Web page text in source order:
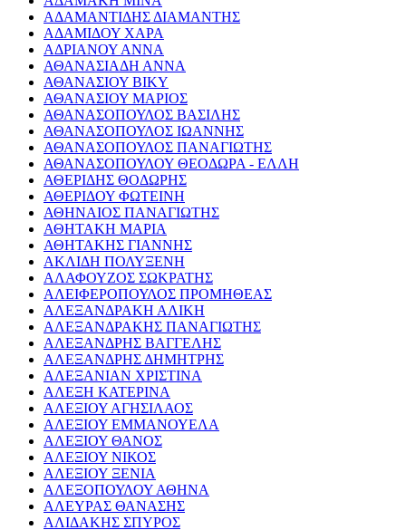
ΑΔΑΜΑΝΤΙΔΗΣ ΔΙΑΜΑΝΤΗΣ
ΑΔΑΜΙΔΟΥ ΧΑΡΑ
ΑΔΡΙΑΝΟΥ ΑΝΝΑ
ΑΘΑΝΑΣΙΑΔΗ ΑΝΝΑ
ΑΘΑΝΑΣΙΟΥ ΒΙΚΥ
ΑΘΑΝΑΣΙΟΥ ΜΑΡΙΟΣ
ΑΘΑΝΑΣΟΠΟΥΛΟΣ ΒΑΣΙΛΗΣ
ΑΘΑΝΑΣΟΠΟΥΛΟΣ ΙΩΑΝΝΗΣ
ΑΘΑΝΑΣΟΠΟΥΛΟΣ ΠΑΝΑΓΙΩΤΗΣ
ΑΘΑΝΑΣΟΠΟΥΛΟΥ ΘΕΟΔΩΡΑ - ΕΛΛΗ
ΑΘΕΡΙΔΗΣ ΘΟΔΩΡΗΣ
ΑΘΕΡΙΔΟΥ ΦΩΤΕΙΝΗ
ΑΘΗΝΑΙΟΣ ΠΑΝΑΓΙΩΤΗΣ
ΑΘΗΤΑΚΗ ΜΑΡΙΑ
ΑΘΗΤΑΚΗΣ ΓΙΑΝΝΗΣ
ΑΚΛΙΔΗ ΠΟΛΥΞΕΝΗ
ΑΛΑΦΟΥΖΟΣ ΣΩΚΡΑΤΗΣ
ΑΛΕΙΦΕΡΟΠΟΥΛΟΣ ΠΡΟΜΗΘΕΑΣ
ΑΛΕΞΑΝΔΡΑΚΗ ΑΛΙΚΗ
ΑΛΕΞΑΝΔΡΑΚΗΣ ΠΑΝΑΓΙΩΤΗΣ
ΑΛΕΞΑΝΔΡΗΣ ΒΑΓΓΕΛΗΣ
ΑΛΕΞΑΝΔΡΗΣ ΔΗΜΗΤΡΗΣ
ΑΛΕΞΑΝΙΑΝ ΧΡΙΣΤΙΝΑ
ΑΛΕΞΗ ΚΑΤΕΡΙΝΑ
ΑΛΕΞΙΟΥ ΑΓΗΣΙΛΑΟΣ
ΑΛΕΞΙΟΥ ΕΜΜΑΝΟΥΕΛΑ
ΑΛΕΞΙΟΥ ΘΑΝΟΣ
ΑΛΕΞΙΟΥ ΝΙΚΟΣ
ΑΛΕΞΙΟΥ ΞΕΝΙΑ
ΑΛΕΞΟΠΟΥΛΟΥ ΑΘΗΝΑ
ΑΛΕΥΡΑΣ ΘΑΝΑΣΗΣ
ΑΛΙΔΑΚΗΣ ΣΠΥΡΟΣ